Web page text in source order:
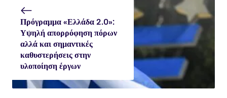
Πρόγραμμα «Ελλάδα 2.0»:
Υψηλή απορρόφηση πόρων
αλλά και σημαντικές
καθυστερήσεις στην
υλοποίηση έργων